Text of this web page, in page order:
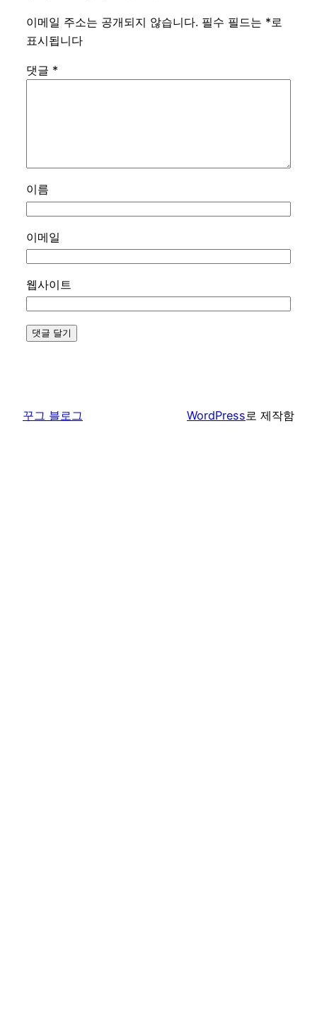
이메일 주소는 공개되지 않습니다. 필수 필드는 *로
표시됩니다
댓글 *
이름
이메일
웹사이트
꾸그 블로그 WordPress로 제작함